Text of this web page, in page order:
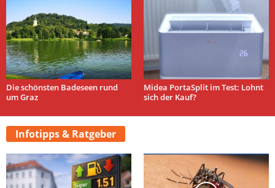
Die schönsten Badeseen rund
um Graz
Midea PortaSplit im Test: Lohnt
sich der Kauf?
Infotipps & Ratgeber